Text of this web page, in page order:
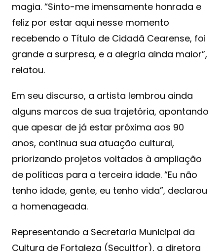
magia. “Sinto-me imensamente honrada e
feliz por estar aqui nesse momento
recebendo o Título de Cidadã Cearense, foi
grande a surpresa, e a alegria ainda maior”,
relatou.
Em seu discurso, a artista lembrou ainda
alguns marcos de sua trajetória, apontando
que apesar de já estar próxima aos 90
anos, continua sua atuação cultural,
priorizando projetos voltados à ampliação
de políticas para a terceira idade. “Eu não
tenho idade, gente, eu tenho vida”, declarou
a homenageada.
Representando a Secretaria Municipal da
Cultura de Fortaleza (Secultfor), a diretora